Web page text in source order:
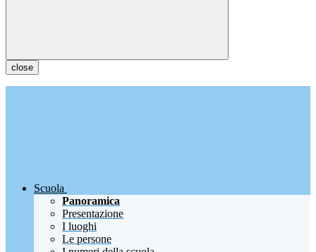
close
Scuola
Panoramica
Presentazione
I luoghi
Le persone